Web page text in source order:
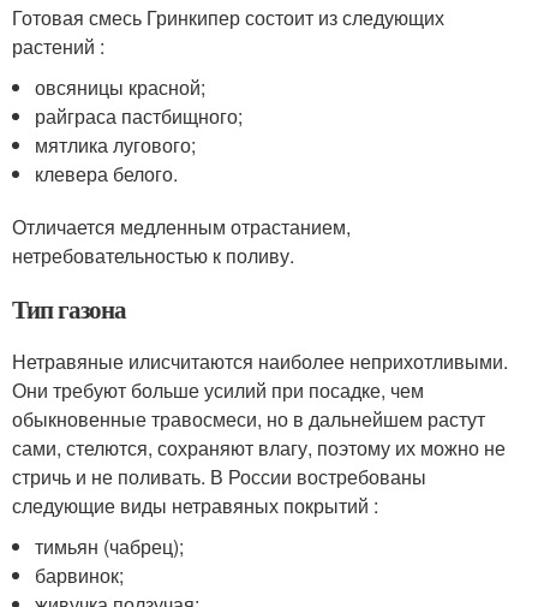
Готовая смесь Гринкипер состоит из следующих
растений :
овсяницы красной;
райграса пастбищного;
мятлика лугового;
клевера белого.
Отличается медленным отрастанием,
нетребовательностью к поливу.
Тип газона
Нетравяные илисчитаются наиболее неприхотливыми.
Они требуют больше усилий при посадке, чем
обыкновенные травосмеси, но в дальнейшем растут
сами, стелются, сохраняют влагу, поэтому их можно не
стричь и не поливать. В России востребованы
следующие виды нетравяных покрытий :
тимьян (чабрец);
барвинок;